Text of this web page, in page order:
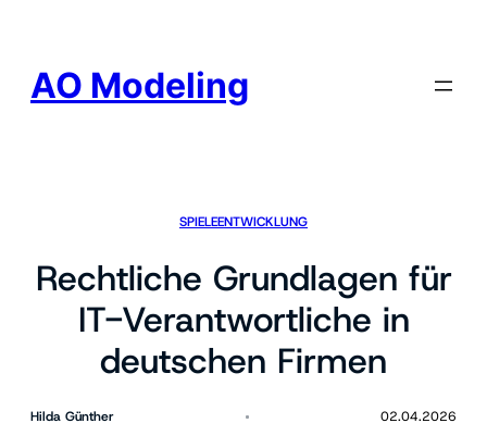
AO Modeling
SPIELEENTWICKLUNG
Rechtliche Grundlagen für
IT-Verantwortliche in
deutschen Firmen
Hilda Günther 02.04.2026